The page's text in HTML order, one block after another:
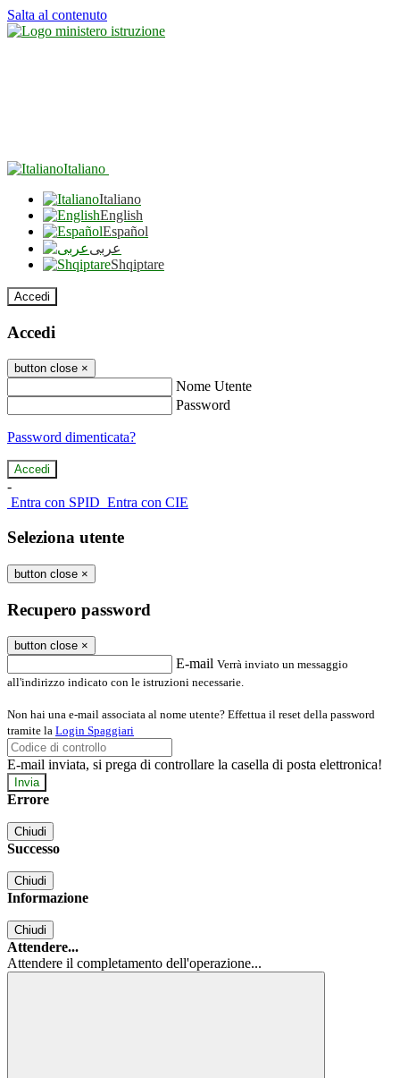
Salta al contenuto
Italiano
Italiano
English
Español
عربى
Shqiptare
Accedi
Accedi
button close ×
Nome Utente
Password
Password dimenticata?
-
Entra con SPID Entra con CIE
Seleziona utente
button close ×
Recupero password
button close ×
E-mail Verrà inviato un messaggio
all'indirizzo indicato con le istruzioni necessarie.
Non hai una e-mail associata al nome utente? Effettua il reset della password
tramite la Login Spaggiari
E-mail inviata, si prega di controllare la casella di posta elettronica!
Errore
Chiudi
Successo
Chiudi
Informazione
Chiudi
Attendere...
Attendere il completamento dell'operazione...